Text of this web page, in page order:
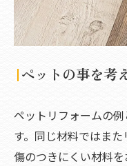
ペットの事を考
ペットリフォームの
す。同じ材料ではまた
傷のつきにくい材料